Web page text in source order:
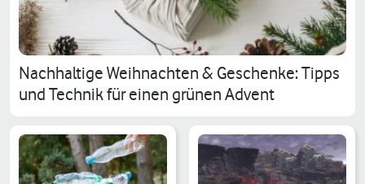
Nachhaltige Weihnachten & Geschenke: Tipps
und Technik für einen grünen Advent